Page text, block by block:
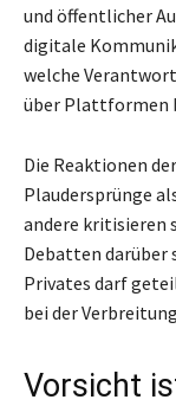
und öffentlicher
digitale
welche
über Plattformen
Die Reaktionen
Plaudersprünge
andere kritisieren
Debatten darüber
Privates darf
bei der
Vorsicht